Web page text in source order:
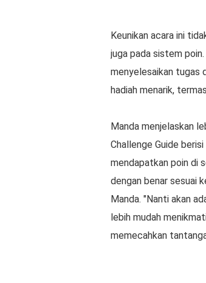
Keunikan acara ini
juga pada sistem
menyelesaikan tugas
hadiah menarik,
Manda menjelaskan
Challenge Guide
mendapatkan poin di
dengan benar sesuai
Manda. "Nanti akan
lebih mudah
memecahkan